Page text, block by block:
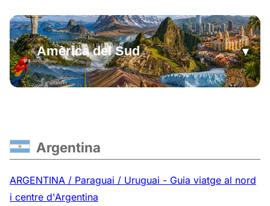
Amèrica del Sud
Paraguai
Argentina
ARGENTINA / Paraguai / Uruguai - Guia viatge al nord
i centre d'Argentina